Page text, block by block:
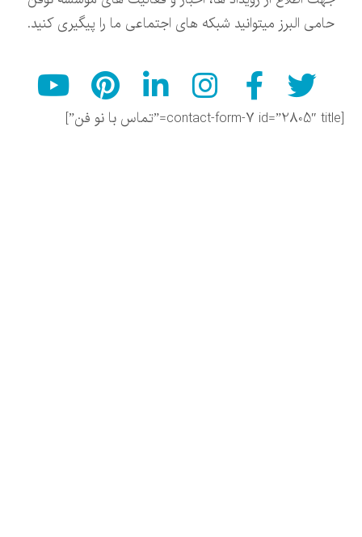
حامی البرز میتوانید شبکه های اجتماعی ما را پیگیری کنید.
[contact-form-7 id=”2805″ title=”تماس با نو فن”]